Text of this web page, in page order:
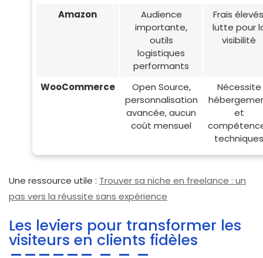
Amazon
Audience
importante,
outils
logistiques
performants
Frais
lutte pour
visibilité
WooCommerce
Open Source,
personnalisation
avancée, aucun
coût mensuel
Nécessite
et
techniques
Une ressource utile : Trouver sa niche en freelance : un
pas vers la réussite sans expérience
Les leviers pour transformer les
visiteurs en clients fidèles